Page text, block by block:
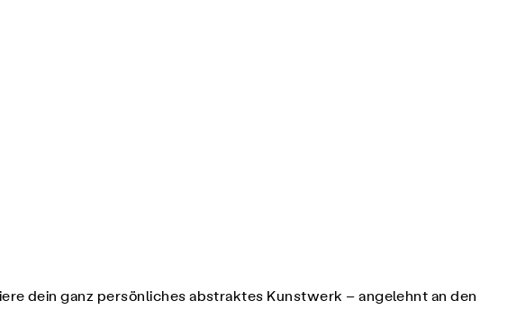
dein ganz persönliches abstraktes Kunstwerk – angelehnt an den